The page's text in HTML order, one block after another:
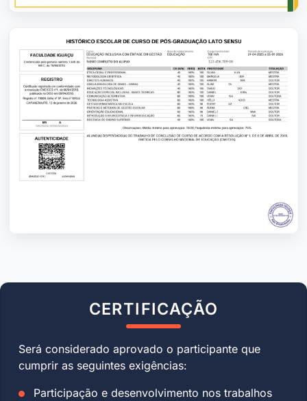
CERTIFICAÇÃO
Será considerado aprovado o participante que
cumprir as seguintes exigências:
Participação e desenvolvimento nos trabalhos